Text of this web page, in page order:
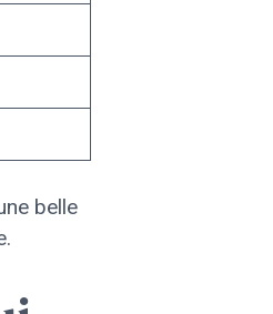
belle